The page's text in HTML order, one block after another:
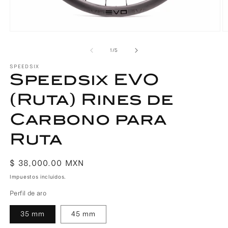
1
en
una
modal
1/de
5
SPEEDSIX
Speedsix EVO
(Ruta) Rines de
Carbono para
Ruta
Precio
habitual
$ 38,000.00 MXN
Impuestos incluidos.
Perfil de aro
35 mm 45 mm